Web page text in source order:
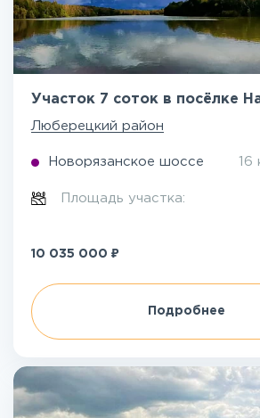
Участок 7 соток в посёлке
Люберецкий район
Новорязанское шоссе 16
Площадь участка:
10 035 000 ₽
Подробнее